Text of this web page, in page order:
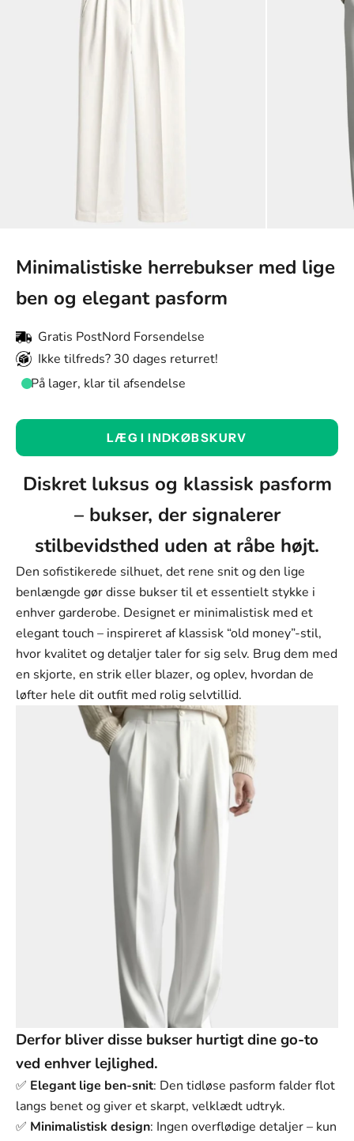
Minimalistiske herrebukser med lige
ben og elegant pasform
Gratis PostNord Forsendelse
Ikke tilfreds? 30 dages returret!
På lager, klar til afsendelse
Farve:
Farve
Mørkegrå
Sort
Størrelse:
M
Størrelse
M
L
LÆG I INDKØBSKURV
Diskret luksus og klassisk pasform
– bukser, der signalerer
stilbevidsthed uden at råbe højt.
Den sofistikerede silhuet, det rene snit og den lige
benlængde gør disse bukser til et essentielt stykke i
enhver garderobe. Designet er minimalistisk med et
elegant touch – inspireret af klassisk “old money”-stil,
hvor kvalitet og detaljer taler for sig selv. Brug dem med
en skjorte, en strik eller blazer, og oplev, hvordan de
løfter hele dit outfit med rolig selvtillid.
Derfor bliver disse bukser hurtigt dine go-to
ved enhver lejlighed.
✅ Elegant lige ben-snit: Den tidløse pasform falder flot
langs benet og giver et skarpt, velklædt udtryk.
✅ Minimalistisk design: Ingen overflødige detaljer – kun